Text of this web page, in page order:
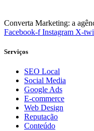
Converta Marketing: a
Facebook-f Instagram X-
Serviços
SEO Local
Social Media
Google Ads
E-commerce
Web Design
Reputação
Conteúdo